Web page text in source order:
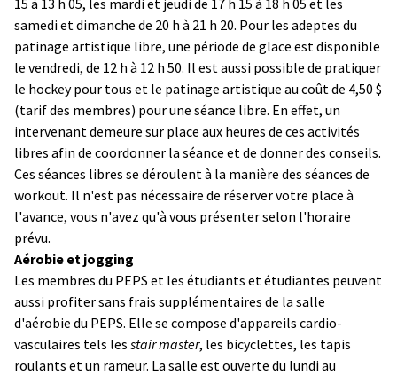
samedi et dimanche de 20 h à 21 h 20. Pour les adeptes du
patinage artistique libre, une période de glace est disponible
le vendredi, de 12 h à 12 h 50. Il est aussi possible de pratiquer
le hockey pour tous et le patinage artistique au coût de 4,50 $
(tarif des membres) pour une séance libre. En effet, un
intervenant demeure sur place aux heures de ces activités
libres afin de coordonner la séance et de donner des conseils.
Ces séances libres se déroulent à la manière des séances de
workout. Il n'est pas nécessaire de réserver votre place à
l'avance, vous n'avez qu'à vous présenter selon l'horaire
prévu.
Aérobie et jogging
Les membres du PEPS et les étudiants et étudiantes peuvent
aussi profiter sans frais supplémentaires de la salle
d'aérobie du PEPS. Elle se compose d'appareils cardio-
vasculaires tels les stair master, les bicyclettes, les tapis
roulants et un rameur. La salle est ouverte du lundi au